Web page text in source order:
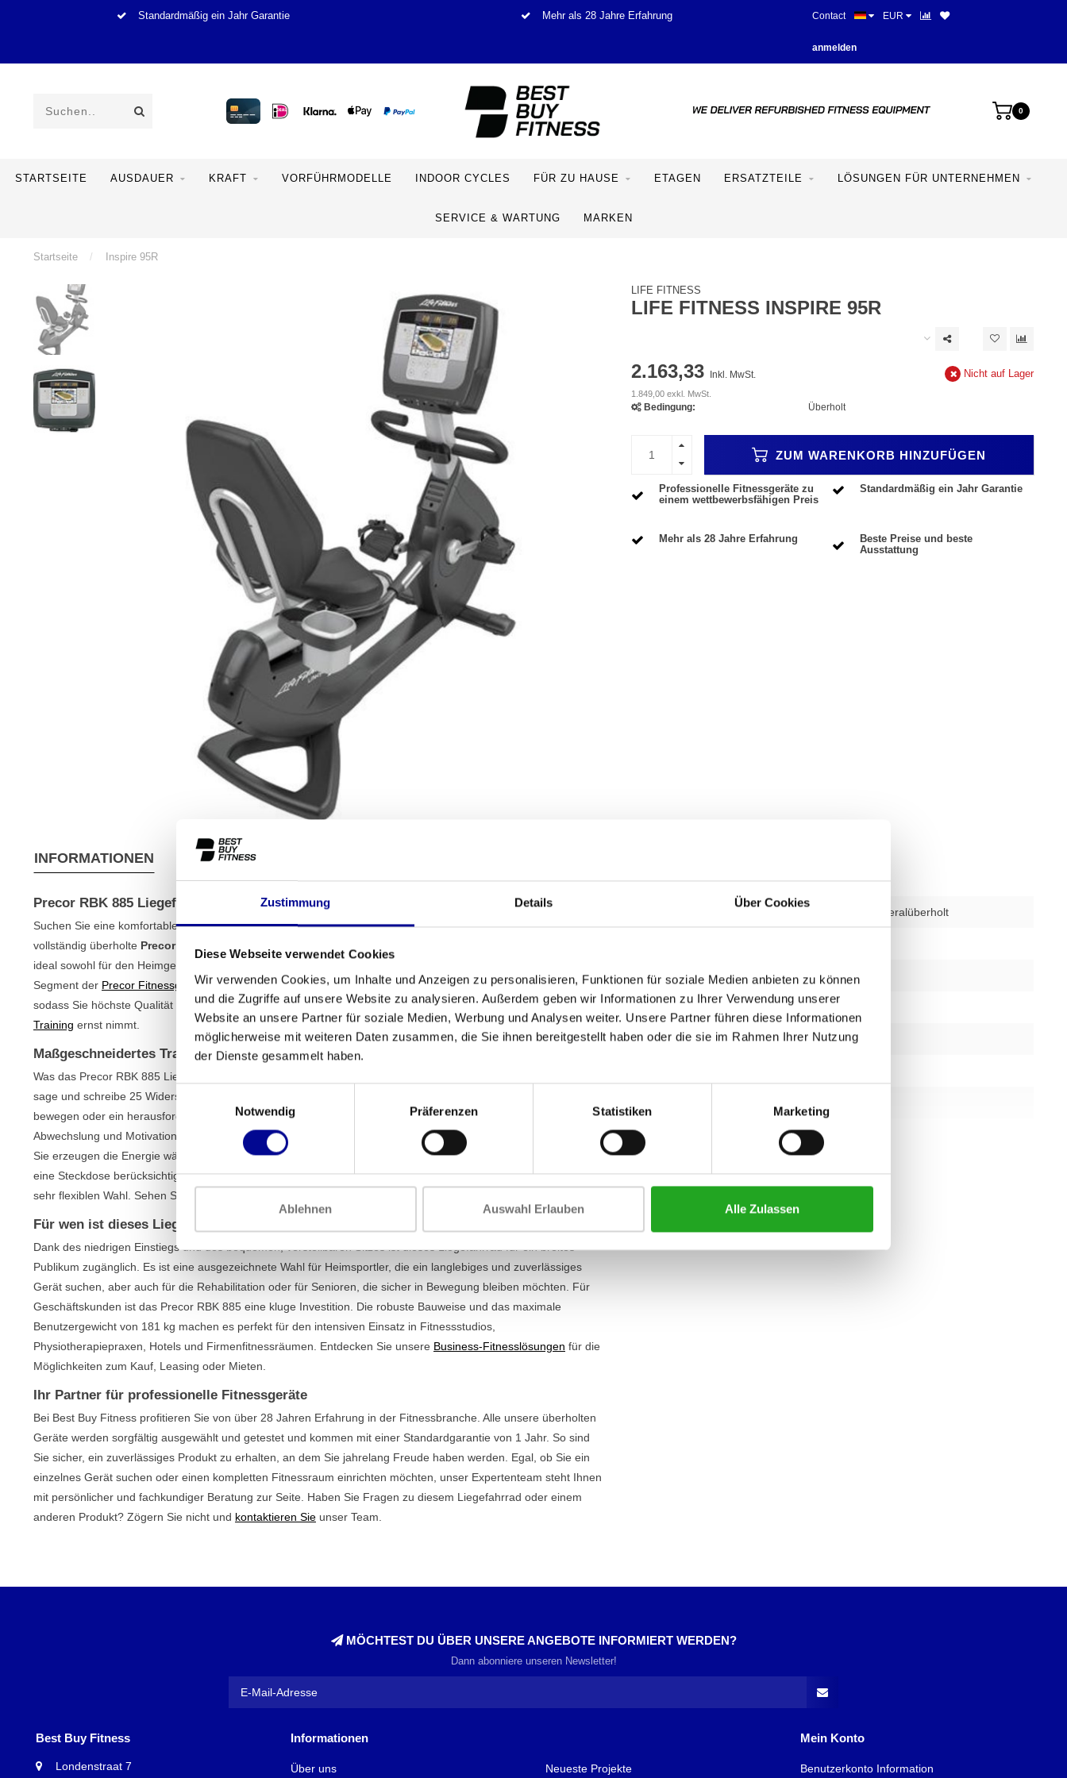
Zustimmung Details Über Cookies
Diese Webseite verwendet Cookies
Wir verwenden Cookies, um Inhalte und Anzeigen zu personalisieren, Funktionen für soziale Medien anbieten zu können
und die Zugriffe auf unsere Website zu analysieren. Außerdem geben wir Informationen zu Ihrer Verwendung unserer
Website an unsere Partner für soziale Medien, Werbung und Analysen weiter. Unsere Partner führen diese Informationen
möglicherweise mit weiteren Daten zusammen, die Sie ihnen bereitgestellt haben oder die sie im Rahmen Ihrer Nutzung
der Dienste gesammelt haben.
Einwilligungsauswahl
Notwendig
Präferenzen Statistiken Marketing
Ablehnen Auswahl Erlauben Alle Zulassen
Standardmäßig ein Jahr Garantie Mehr als 28 Jahre Erfahrung Beste Preise und beste
Contact EUR
anmelden
0
STARTSEITE AUSDAUER KRAFT VORFÜHRMODELLE INDOOR CYCLES FÜR ZU HAUSE ETAGEN ERSATZTEILE LÖSUNGEN FÜR UNTERNEHMEN
SERVICE & WARTUNG MARKEN
Startseite / Inspire 95R
LIFE FITNESS
LIFE FITNESS INSPIRE 95R
2.163,33 Inkl. MwSt.
1.849,00 exkl. MwSt.
Nicht auf Lager
Bedingung: Überholt
ZUM WARENKORB HINZUFÜGEN
Professionelle Fitnessgeräte zu
einem wettbewerbsfähigen Preis
Standardmäßig ein Jahr Garantie
Mehr als 28 Jahre Erfahrung
Beste Preise und beste
Ausstattung
INFORMATIONEN EIGENSCHAFTEN
Precor RBK 885 Liegefahrrad
Suchen Sie eine komfortable und effektive Möglichkeit, zu trainieren, ohne Ihre Gelenke zu belasten? Das
vollständig überholte Precor RBK 885 Liegefahrrad
ideal sowohl für den Heimgebrauch als auch für eine professionelle Umgebung. Dieses Modell, das aus dem Top-
Segment der Precor Fitnessgerätestammt, wurde von unseren Experten vollständig überprüft und getestet,
sodass Sie höchste Qualität zu einem fairen Preis erhalten. Es ist der ideale Start für jeden, der sein Cardio-
Training ernst nimmt.
Maßgeschneidertes Training mit dem Precor RBK 885
Was das Precor RBK 885 Liegefahrrad so vielseitig macht, sind die umfangreichen Trainingsmöglichkeiten. Mit
sage und schreibe 25 Widerstandsstufen passen Sie die Intensität einfach an Ihr Niveau an, egal ob Sie sich ruhig
bewegen oder ein herausforderndes Intervalltraining suchen. Die 36 integrierten Programme sorgen für endlose
Abwechslung und Motivation. Ein großer Vorteil ist, dass dieses Liegefahrrad vollständig selbstversorgend
Sie erzeugen die Energie während des Radfahrens selbst, sodass Sie das Gerät überall aufstellen können, ohne
eine Steckdose berücksichtigen zu müssen. Dies macht es nicht nur zu einer nachhaltigen, sondern auch zu einer
sehr flexiblen Wahl. Sehen Sie sich auch unser komplettes
Für wen ist dieses Liegefahrrad geeignet?
Dank des niedrigen Einstiegs und des bequemen, verstellbaren Sitzes ist dieses Liegefahrrad für ein breites
Publikum zugänglich. Es ist eine ausgezeichnete Wahl für Heimsportler, die ein langlebiges und zuverlässiges
Gerät suchen, aber auch für die Rehabilitation oder für Senioren, die sicher in Bewegung bleiben möchten. Für
Geschäftskunden ist das Precor RBK 885 eine kluge Investition. Die robuste Bauweise und das maximale
Benutzergewicht von 181 kg machen es perfekt für den intensiven Einsatz in Fitnessstudios,
Physiotherapiepraxen, Hotels und Firmenfitnessräumen. Entdecken Sie unsere Business-Fitnesslösungen für die
Möglichkeiten zum Kauf, Leasing oder Mieten.
Ihr Partner für professionelle Fitnessgeräte
Bei Best Buy Fitness profitieren Sie von über 28 Jahren Erfahrung in der Fitnessbranche. Alle unsere überholten
Geräte werden sorgfältig ausgewählt und getestet und kommen mit einer Standardgarantie von 1 Jahr. So sind
Sie sicher, ein zuverlässiges Produkt zu erhalten, an dem Sie jahrelang Freude haben werden. Egal, ob Sie ein
einzelnes Gerät suchen oder einen kompletten Fitnessraum einrichten möchten, unser Expertenteam steht Ihnen
mit persönlicher und fachkundiger Beratung zur Seite. Haben Sie Fragen zu diesem Liegefahrrad oder einem
anderen Produkt? Zögern Sie nicht und kontaktieren Sie unser Team.
Gebraucht, generalüberholt
Anzahl der Trainingsstufen 25
Brustgurt möglich ja
Widerstandseinstellung Elektronisch
Gewicht 97 kg
MÖCHTEST DU ÜBER UNSERE ANGEBOTE INFORMIERT WERDEN?
Dann abonniere unseren Newsletter!
Best Buy Fitness
Londenstraat 7
Informationen
Über uns Neueste Projekte
Mein Konto
Benutzerkonto Information